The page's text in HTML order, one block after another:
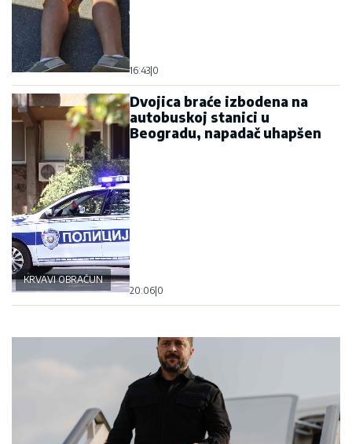
16:43 0
KRVAVI OBRAČUN
Dvojica braće izbodena na
autobuskoj stanici u
Beogradu, napadač uhapšen
20:06 0